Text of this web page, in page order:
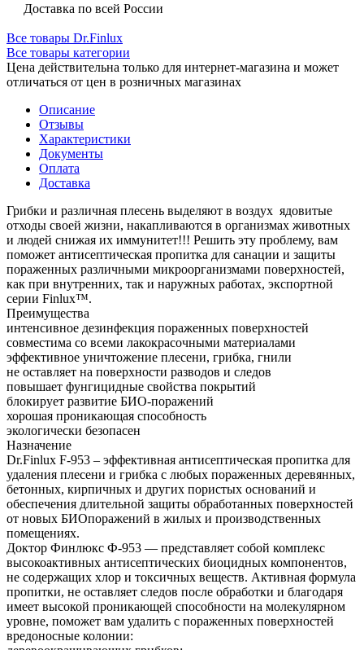
Доставка по всей России
Все товары Dr.Finlux
Все товары категории
Цена действительна только для интернет-магазина и может
отличаться от цен в розничных магазинах
Описание
Отзывы
Характеристики
Документы
Оплата
Доставка
Грибки и различная плесень выделяют в воздух ядовитые
отходы своей жизни, накапливаются в организмах животных
и людей снижая их иммунитет!!! Решить эту проблему, вам
поможет антисептическая пропитка для санации и защиты
пораженных различными микроорганизмами поверхностей,
как при внутренних, так и наружных работах, экспортной
серии Finlux™.
Преимущества
интенсивное дезинфекция пораженных поверхностей
совместима со всеми лакокрасочными материалами
эффективное уничтожение плесени, грибка, гнили
не оставляет на поверхности разводов и следов
повышает фунгицидные свойства покрытий
блокирует развитие БИО-поражений
хорошая проникающая способность
экологически безопасен
Назначение
Dr.Finlux F-953 – эффективная антисептическая пропитка для
удаления плесени и грибка с любых пораженных деревянных,
бетонных, кирпичных и других пористых оснований и
обеспечения длительной защиты обработанных поверхностей
от новых БИОпоражений в жилых и производственных
помещениях.
Доктор Финлюкс Ф-953 — представляет собой комплекс
высокоактивных антисептических биоцидных компонентов,
не содержащих хлор и токсичных веществ. Активная формула
пропитки, не оставляет следов после обработки и благодаря
имеет высокой проникающей способности на молекулярном
уровне, поможет вам удалить с пораженных поверхностей
вредоносные колонии: